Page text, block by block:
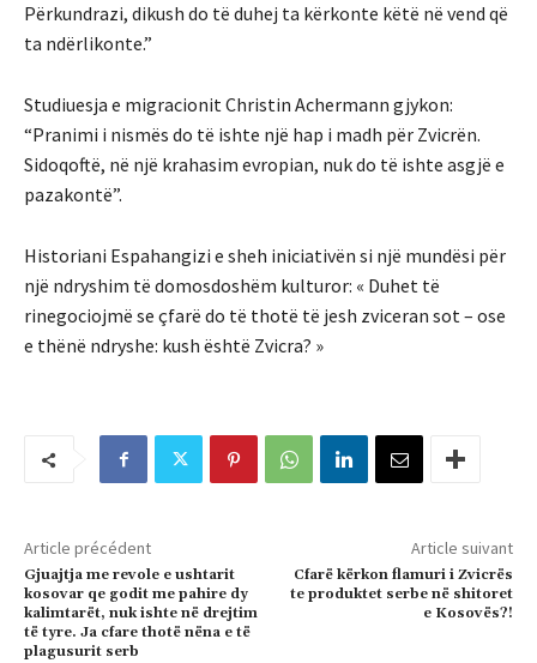
Përkundrazi, dikush do të duhej ta kërkonte këtë në vend që
ta ndërlikonte.”
Studiuesja e migracionit Christin Achermann gjykon:
“Pranimi i nismës do të ishte një hap i madh për Zvicrën.
Sidoqoftë, në një krahasim evropian, nuk do të ishte asgjë e
pazakontë”.
Historiani Espahangizi e sheh iniciativën si një mundësi për
një ndryshim të domosdoshëm kulturor: « Duhet të
rinegociojmë se çfarë do të thotë të jesh zviceran sot – ose
e thënë ndryshe: kush është Zvicra? »
Article précédent
Gjuajtja me revole e ushtarit
kosovar qe godit me pahire dy
kalimtarët, nuk ishte në drejtim
të tyre. Ja cfare thotë nëna e të
plagusurit serb
Article suivant
Cfarë kërkon flamuri i Zvicrës
te produktet serbe në shitoret
e Kosovës?!